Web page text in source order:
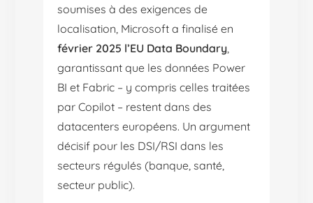
soumises à des exigences de
localisation, Microsoft a finalisé en
février 2025 l’EU Data Boundary,
garantissant que les données Power
BI et Fabric – y compris celles traitées
par Copilot – restent dans des
datacenters européens. Un argument
décisif pour les DSI/RSI dans les
secteurs régulés (banque, santé,
secteur public).